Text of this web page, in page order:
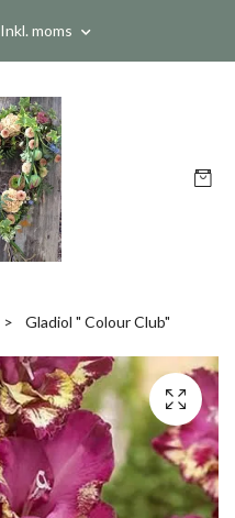
Inkl. moms
Gladiol " Colour Club"